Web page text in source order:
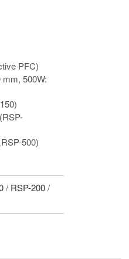
PFC)
500W:
500)
/ RSP-200/